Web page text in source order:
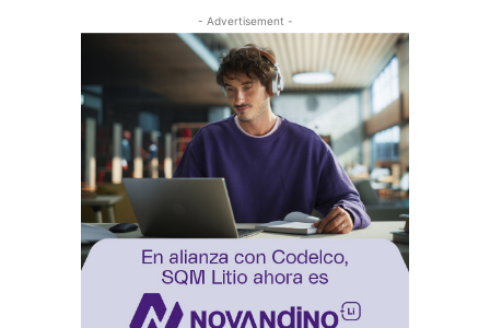
- Advertisement -